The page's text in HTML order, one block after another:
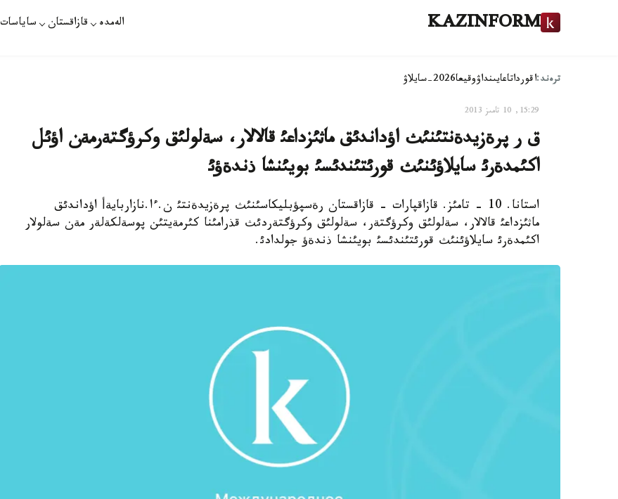
KAZINFORM الەمدە قازاقستان ساياسات
ترەند:اقورداتاعايىنداۋوقيعا2026-سايلاۋ
15:29, 10 تامىز 2013
ق ر پرةزيدةنتئنئث اؤداندئق ماثئزداعئ قالالار، سةلولئق وكرؤگتةرمةن اؤئل
اكئمدةرئ سايلاؤئنئث قورئتئندئسئ بويئنشا ذندةؤئ
استانا. 10 - تامئز. قازاقپارات - قازاقستان رةسپؤبليكاسئنئث پرةزيدةنتئ ن.ءا.نازاربايةأ اؤداندئق
ماثئزداعئ قالالار، سةلولئق وكرؤگتةر، سةلولئق وكرؤگتةردئث قذرامئنا كئرمةيتئن پوسةلكةلةر مةن سةلولار
اكئمدةرئ سايلاؤئنئث قورئتئندئسئ بويئنشا ذندةؤ جولدادئ.